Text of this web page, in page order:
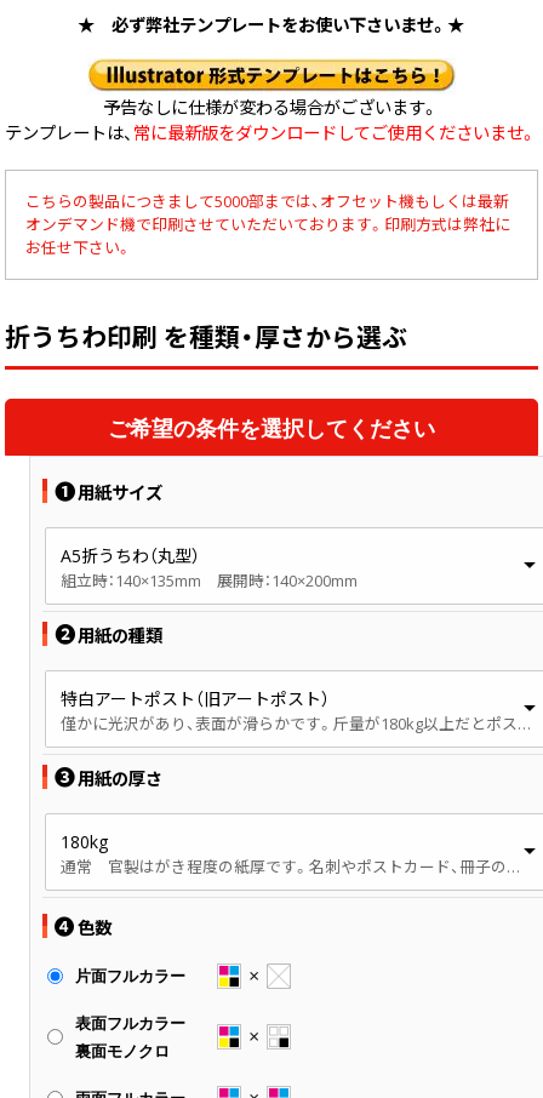
★ 必ず弊社テンプレートをお使い下さいませ。★
予告なしに仕様が変わる場合がございます。
テンプレートは、 常に最新版をダウンロードしてご使用くださいませ。
こちらの製品につきまして5000部までは、オフセット機もしくは最新
オンデマンド機で印刷させていただいております。印刷方式は弊社に
お任せ下さい。
折うちわ印刷 を種類・厚さから選ぶ
ご希望の条件を選択してください
❶用紙サイズ
A5折うちわ（丸型）
組立時：140×135mm 展開時：140×200mm
❷用紙の種類
特白アートポスト（旧アートポスト）
僅かに光沢があり、表面が滑らかです。斤量が180kg以上だとポストカード製作でご注文が多い用紙です。
❸用紙の厚さ
180kg
通常 官製はがき程度の紙厚です。名刺やポストカード、冊子の表紙などで使用されます。
❹色数
片面フルカラー
表面フルカラー
裏面モノクロ